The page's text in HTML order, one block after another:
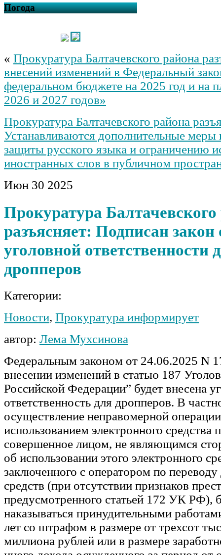
Погода
« Прокуратура Балтачевского района
внесений изменений в Федеральный
федеральном бюджете на 2025 год и на
2026 и 2027 годов»
Прокуратура Балтачевского района
Устанавливаются дополнительные
защиты русского языка и ограничению
иностранных слов в публичном
Июн 30 2025
Прокуратура
разъясняет: Подписан закон
уголовной ответственности
дропперов
Категории:
Новости, Прокуратура информирует
автор: Лема Мухсинова
Федеральным законом от 24.06.2025 N
внесении изменений в статью 187
Российской Федерации” будет внесена
ответственность для дропперов. В
осуществление неправомерной
использованием электронного средства
совершенное лицом, не являющимся
об использовании этого электронного
заключенного с оператором по
средств (при отсутствии признаков
предусмотренного статьей 172 УК РФ),
наказываться принудительными
лет со штрафом в размере от трехсот
миллиона рублей или в размере